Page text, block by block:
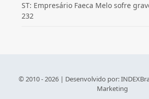
ST: Empresário Faeca Melo sofre
232
© 2010 - 2026 | Desenvolvido por:
Marketing